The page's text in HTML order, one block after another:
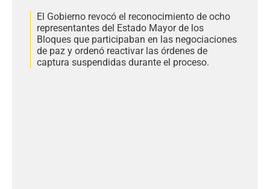
El Gobierno revocó el reconocimiento de ocho
representantes del Estado Mayor de los
Bloques que participaban en las negociaciones
de paz y ordenó reactivar las órdenes de
captura suspendidas durante el proceso.